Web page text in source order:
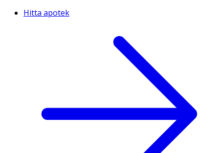
Hitta apotek